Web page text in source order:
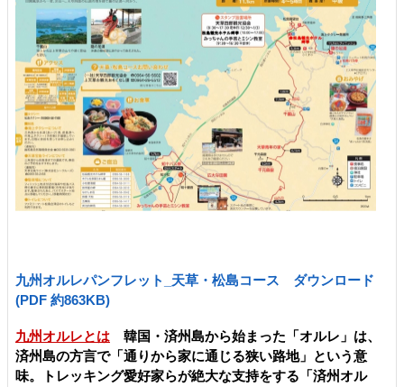
九州オルレパンフレット_天草・松島コース ダウンロード
(PDF 約863KB)
九州オルレとは 韓国・済州島から始まった「オルレ」は、
済州島の方言で「通りから家に通じる狭い路地」という意
味。トレッキング愛好家らが絶大な支持をする「済州オル